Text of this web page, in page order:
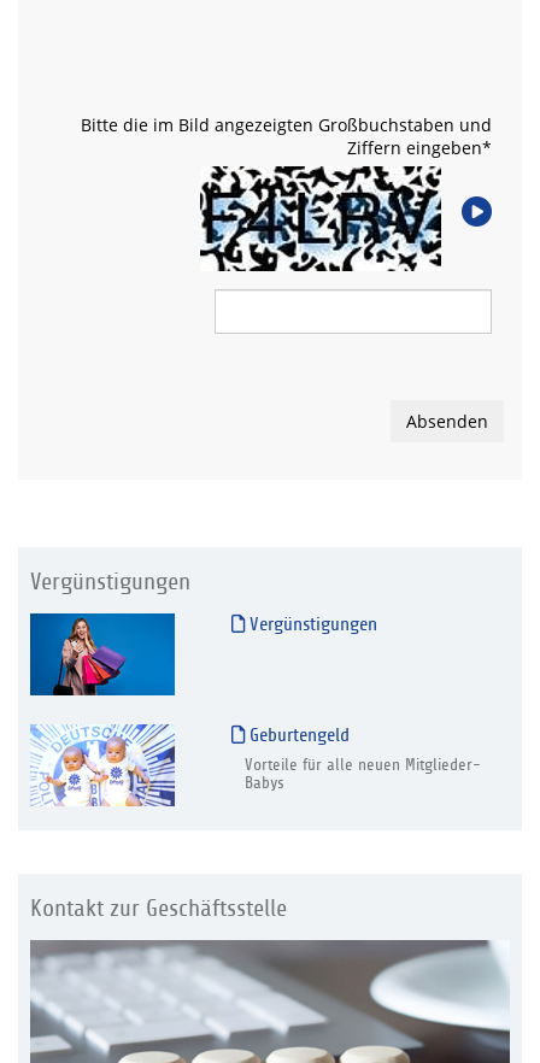
Bitte die im Bild angezeigten Großbuchstaben und
Ziffern eingeben*
Absenden
Vergünstigungen
Vergünstigungen
Geburtengeld
Vorteile für alle neuen Mitglieder-
Babys
Kontakt zur Geschäftsstelle